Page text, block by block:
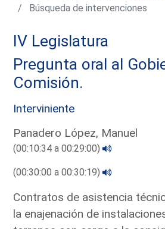
Búsqueda de intervenciones
IV Legislatura
Pregunta oral al
Comisión.
Interviniente
Panadero López, Manuel
(00:10:34 a 00:29:00)
(00:30:00 a 00:30:19)
Contratos de asistencia
la enajenación de